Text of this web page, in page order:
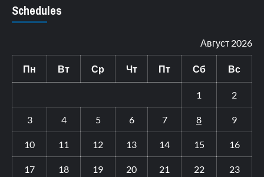
Schedules
Август 2026
Пн Вт Ср Чт Пт Сб Вс
1 2
3 4 5 6 7 8 9
10 11 12 13 14 15 16
17 18 19 20 21 22 23